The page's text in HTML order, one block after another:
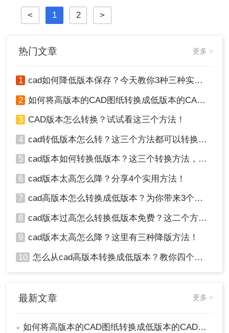
版本，以确保与特定软件或硬件的兼
容性。那么cad版本太高怎么降呢？本
文将介绍三种将高版本CAD文件降为
过高的问题。
< 1 2 >
热门文章 更多 >
1 cad如何降低版本保存？今天教你3种三种实用方法对比！
2 如何将高版本的CAD图纸转换成低版本的CAD图纸？3种实用方法对比！
3 CAD版本怎么转换？试试看这三个方法！
4 cad转低版本怎么转？这三个方法都可以转换版本！
5 cad版本如何转换低版本？这三个转换方法，你一定要学会！
6 cad版本太高怎么降？分享4个实用方法！
7 cad高版本怎么转换成低版本？为你带来3个好用的方法！
8 cad版本过高怎么转换低版本免费？这二个方法了解一下！
9 cad版本太高怎么降？这里有三种降版方法！
10 怎么从cad高版本转换成低版本？教你四个小妙招轻松搞定！
最新文章 更多 >
● 如何将高版本的CAD图纸转换成低版本的CAD图纸？3种实用方法对比！